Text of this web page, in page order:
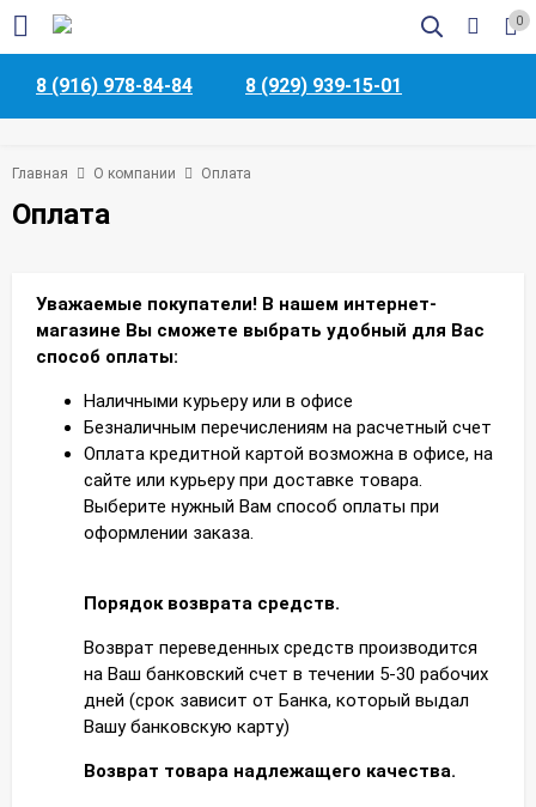
0
8 (916) 978-84-84 8 (929) 939-15-01
Главная О компании Оплата
Оплата
Уважаемые покупатели! В нашем интернет-
магазине Вы сможете выбрать удобный для Вас
способ оплаты:
Наличными курьеру или в офисе
Безналичным перечислениям на расчетный счет
Оплата кредитной картой возможна в офисе, на
сайте или курьеру при доставке товара.
Выберите нужный Вам способ оплаты при
оформлении заказа.
Порядок возврата средств.
Возврат переведенных средств производится
на Ваш банковский счет в течении 5-30 рабочих
дней (срок зависит от Банка, который выдал
Вашу банковскую карту)
Возврат товара надлежащего качества.